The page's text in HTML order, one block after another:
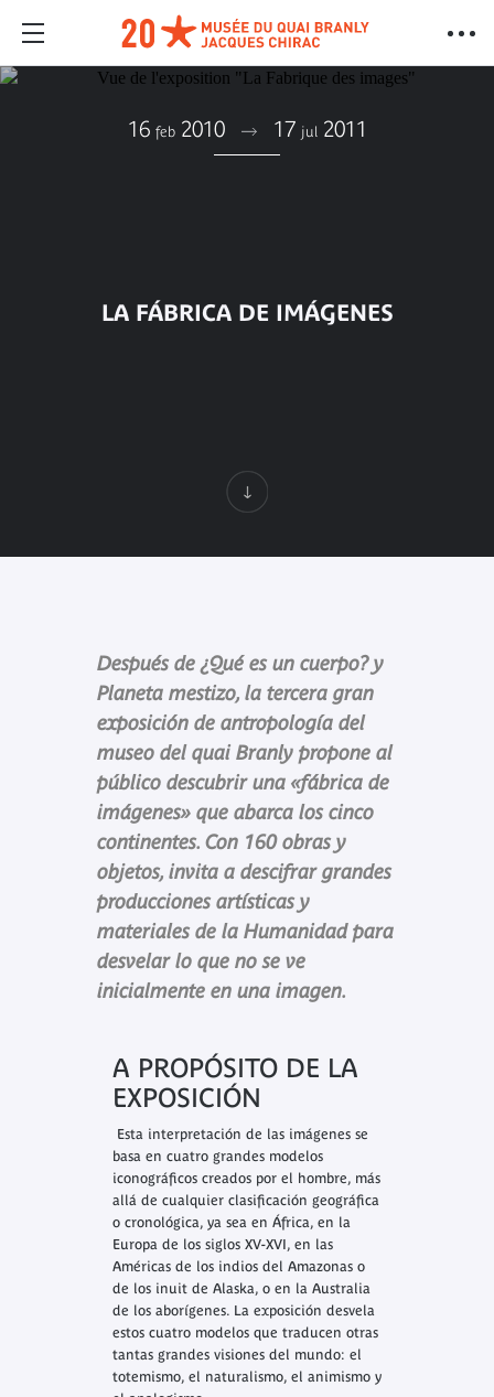
16 feb 2010 17 jul 2011
LA FÁBRICA DE IMÁGENES
Después de ¿Qué es un cuerpo? y
Planeta mestizo, la tercera gran
exposición de antropología del
museo del quai Branly propone al
público descubrir una «fábrica de
imágenes» que abarca los cinco
continentes. Con 160 obras y
objetos, invita a descifrar grandes
producciones artísticas y
materiales de la Humanidad para
desvelar lo que no se ve
inicialmente en una imagen.
A PROPÓSITO DE LA
EXPOSICIÓN
Esta interpretación de las imágenes se
basa en cuatro grandes modelos
iconográficos creados por el hombre, más
allá de cualquier clasificación geográfica
o cronológica, ya sea en África, en la
Europa de los siglos XV-XVI, en las
Américas de los indios del Amazonas o
de los inuit de Alaska, o en la Australia
de los aborígenes. La exposición desvela
estos cuatro modelos que traducen otras
tantas grandes visiones del mundo: el
totemismo, el naturalismo, el animismo y